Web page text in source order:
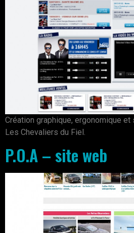
Création graphique, ergonomique
Les Chevaliers du Fiel.
P.O.A – site web